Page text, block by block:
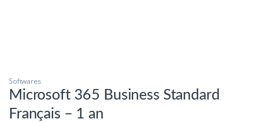
Softwares
Microsoft 365 Business Standard
Français – 1 an